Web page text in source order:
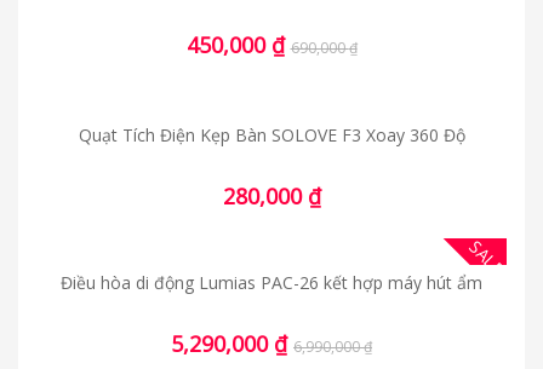
450,000 ₫ 690,000₫
Quạt Tích Điện Kẹp Bàn SOLOVE F3 Xoay 360 Độ
280,000 ₫
SALE
Điều hòa di động Lumias PAC-26 kết hợp máy hút ẩm
5,290,000 ₫ 6,990,000₫